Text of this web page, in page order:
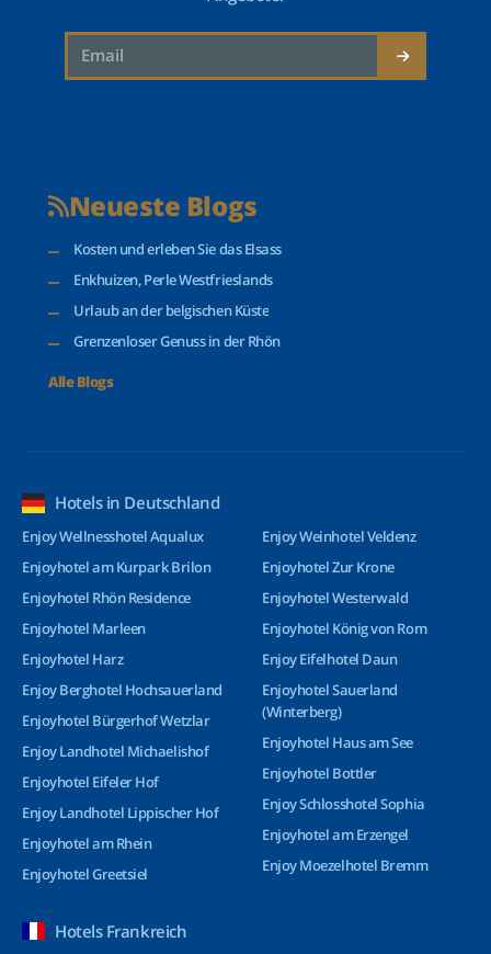
Neueste Blogs
Kosten und erleben Sie das Elsass
Enkhuizen, Perle Westfrieslands
Urlaub an der belgischen Küste
Grenzenloser Genuss in der Rhön
Alle Blogs
Hotels in Deutschland
Enjoy Wellnesshotel Aqualux
Enjoyhotel am Kurpark Brilon
Enjoyhotel Rhön Residence
Enjoyhotel Marleen
Enjoyhotel Harz
Enjoy Berghotel Hochsauerland
Enjoyhotel Bürgerhof Wetzlar
Enjoy Landhotel Michaelishof
Enjoyhotel Eifeler Hof
Enjoy Landhotel Lippischer Hof
Enjoyhotel am Rhein
Enjoyhotel Greetsiel
Enjoy Weinhotel Veldenz
Enjoyhotel Zur Krone
Enjoyhotel Westerwald
Enjoyhotel König von Rom
Enjoy Eifelhotel Daun
Enjoyhotel Sauerland
(Winterberg)
Enjoyhotel Haus am See
Enjoyhotel Bottler
Enjoy Schlosshotel Sophia
Enjoyhotel am Erzengel
Enjoy Moezelhotel Bremm
Hotels Frankreich